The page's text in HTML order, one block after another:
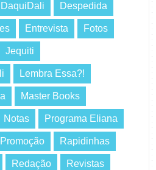
DaquiDali Despedida
Entrevista Fotos
Jequiti
Lembra Essa?!
Master Books
Notas Programa Eliana
Promoção Rapidinhas
Redação Revistas